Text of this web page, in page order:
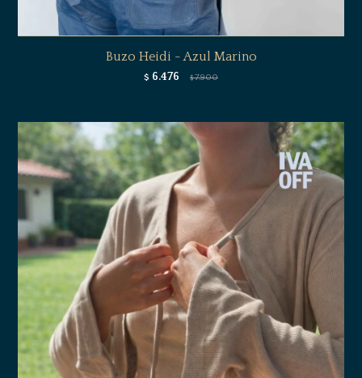
Buzo Heidi - Azul Marino
$ 6.476 $ 7.900